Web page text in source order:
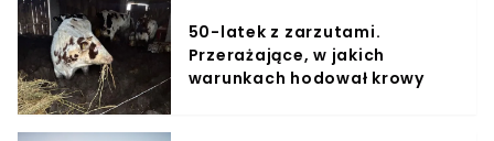
50-latek z zarzutami.
Przerażające, w jakich
warunkach hodował krowy